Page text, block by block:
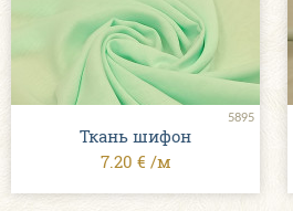
5895
Ткань шифон
7.20 € /м